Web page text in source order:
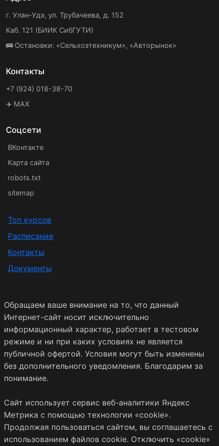
г. Улан-Удэ, ул. Трубачеева, д. 152
Каб. 121 (БИИК СибГУТИ)
🚌 Остановки: «Сельхозтехникум», «Авторынок»
Контакты
+7 (924) 018-38-70
✈️ MAX
Соцсети
ВКонтакте
Карта сайта
robots.txt
sitemap
Топ курсов
Расписание
Контакты
Документы
Обращаем ваше внимание на то, что данный
Интернет-сайт носит исключительно
информационный характер, работает в тестовом
режиме и ни при каких условиях не является
публичной офертой. Условия могут быть изменены
без дополнительного уведомления. Благодарим за
понимание.
Сайт использует сервис веб-аналитики Яндекс
Метрика с помощью технологии «cookie».
Продолжая пользоваться сайтом, вы соглашаетесь с
использованием файлов cookie. Отключить «cookie»